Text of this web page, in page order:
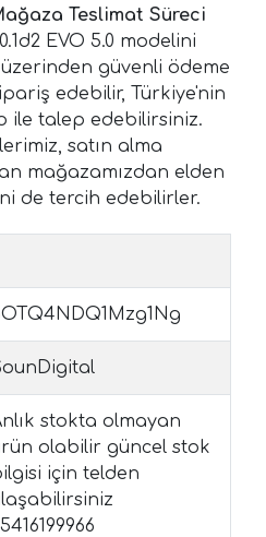
Teslimat Süreci
EVO 5.0 modelini
güvenli ödeme
edebilir, Türkiye'nin
ile talep edebilirsiniz.
satın alma
mağazamızdan elden
de tercih edebilirler.
stokta olmayan
olabilir güncel stok
için telden